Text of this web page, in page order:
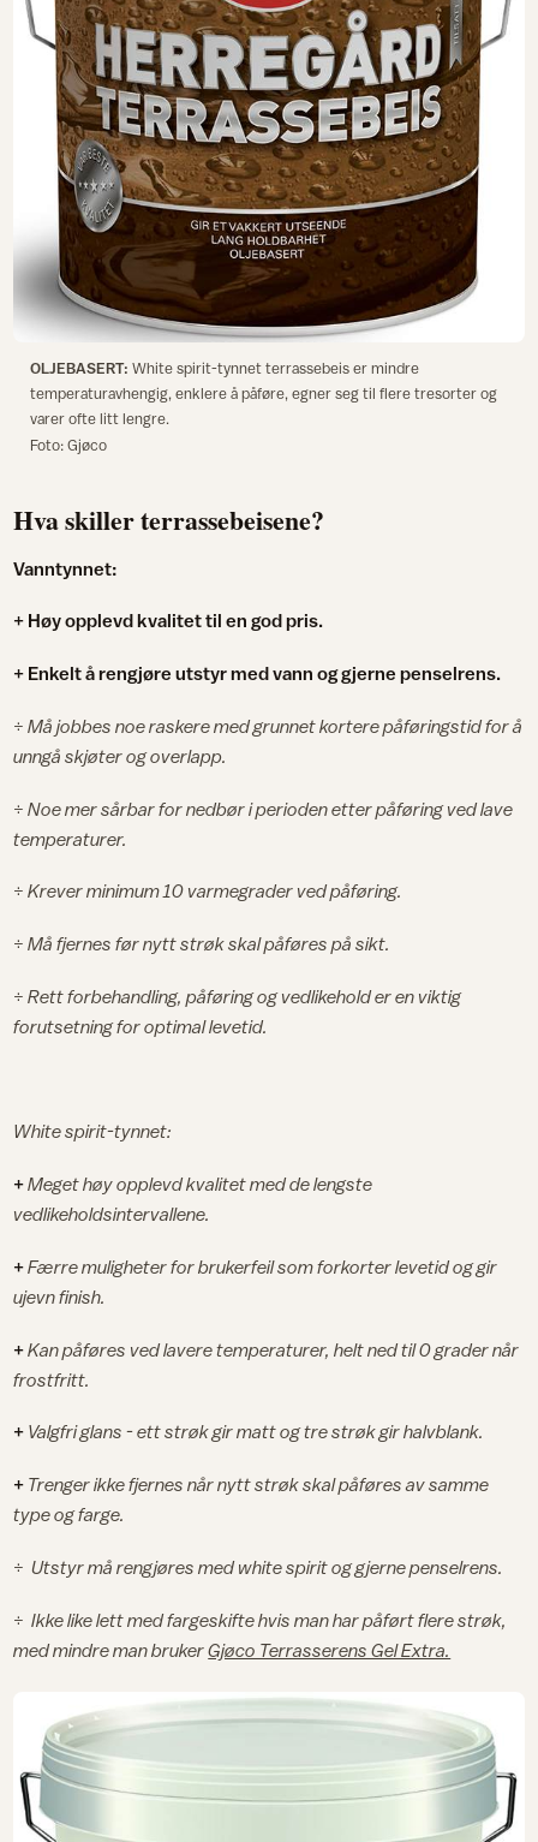
OLJEBASERT: White spirit-tynnet terrassebeis er mindre
temperaturavhengig, enklere å påføre, egner seg til flere tresorter og
varer ofte litt lengre.
Foto: Gjøco
Hva skiller terrassebeisene?
Vanntynnet:
+ Høy opplevd kvalitet til en god pris.
+ Enkelt å rengjøre utstyr med vann og gjerne penselrens.
÷Må jobbes noe raskere med grunnet kortere påføringstid for å
unngå skjøter og overlapp.
÷Noe mer sårbar for nedbør i perioden etter påføring ved lave
temperaturer.
÷Krever minimum 10 varmegrader ved påføring.
÷Må fjernes før nytt strøk skal påføres på sikt.
÷Rett forbehandling, påføring og vedlikehold er en viktig
forutsetning for optimal levetid.
White spirit-tynnet:
+Meget høy opplevd kvalitet med de lengste
vedlikeholdsintervallene.
+Færre muligheter for brukerfeil som forkorter levetid og gir
ujevn finish.
+Kan påføres ved lavere temperaturer, helt ned til 0 grader når
frostfritt.
+ Valgfri glans - ett strøk gir matt og tre strøk gir halvblank.
+ Trenger ikke fjernes når nytt strøk skal påføres av samme
type og farge.
÷Utstyr må rengjøres med white spirit og gjerne penselrens.
÷Ikke like lett med fargeskifte hvis man har påført flere strøk,
med mindre man brukerGjøco Terrasserens Gel Extra.